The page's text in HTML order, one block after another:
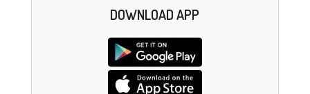
DOWNLOAD APP